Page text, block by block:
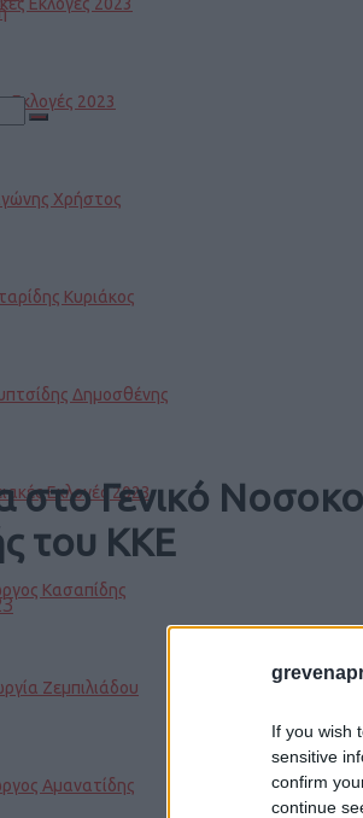
If you wish
sensitive
confirm
continue
Εκλογές 2023
Χρήστος
Κυριάκος
Δημοσθένης
Εκλογές 2023
Κασαπίδης
Ζεμπιλιάδου
Αμανατίδης
στο Γενικό
του ΚΚΕ